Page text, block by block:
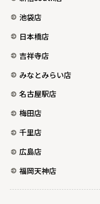
池袋店
日本橋店
吉祥寺店
みなとみらい店
名古屋駅店
梅田店
千里店
広島店
福岡天神店